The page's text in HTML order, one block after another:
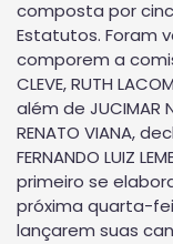
composta por
Estatutos. Foram
comporem a
CLEVE, RUTH
além de JUCIMAR
RENATO VIANA,
FERNANDO LUIZ
primeiro se
próxima quarta-
lançarem suas